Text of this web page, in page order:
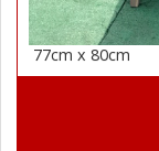
77cm x 80cm